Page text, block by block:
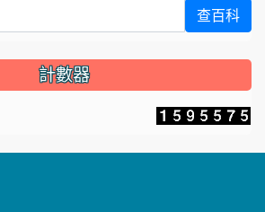
查百科
計數器